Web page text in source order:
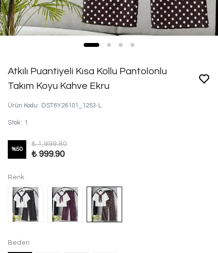
Atkılı Puantiyeli Kısa Kollu Pantolonlu
Takım Koyu Kahve Ekru
Ürün Kodu: DST6Y26101_1253-L
Stok: 1
%50
₺ 1,999.80
₺ 999.90
Renk
Beden